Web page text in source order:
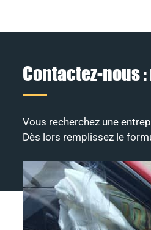
Contactez-nous
Vous recherchez une
Dès lors remplissez le